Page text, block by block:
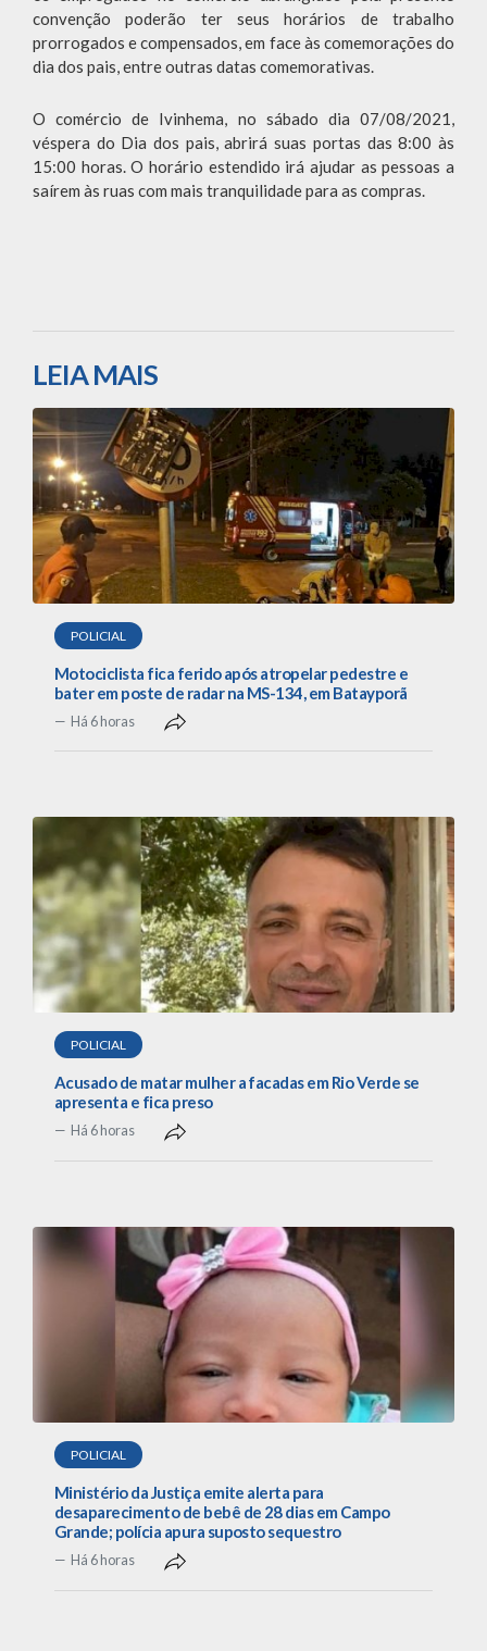
convenção poderão ter seus horários de trabalho
prorrogados e compensados, em face às comemorações do
dia dos pais, entre outras datas comemorativas.
O comércio de Ivinhema, no sábado dia 07/08/2021,
véspera do Dia dos pais, abrirá suas portas das 8:00 às
15:00 horas. O horário estendido irá ajudar as pessoas a
saírem às ruas com mais tranquilidade para as compras.
LEIA MAIS
POLICIAL
Motociclista fica ferido após atropelar pedestre e
bater em poste de radar na MS-134, em Batayporã
Há 6 horas
POLICIAL
Acusado de matar mulher a facadas em Rio Verde se
apresenta e fica preso
Há 6 horas
POLICIAL
Ministério da Justiça emite alerta para
desaparecimento de bebê de 28 dias em Campo
Grande; polícia apura suposto sequestro
Há 6 horas